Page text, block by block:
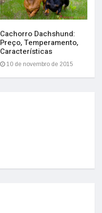
Cachorro Dachshund:
Preço, Temperamento,
Características
10 de novembro de 2015